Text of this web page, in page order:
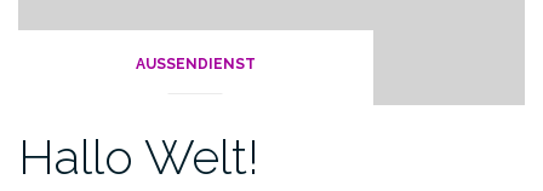
AUSSENDIENST
Hallo Welt!